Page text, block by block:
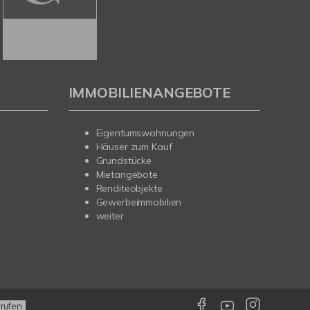
IMMOBILIENANGEBOTE
Eigentumswohnungen
Häuser zum Kauf
Grundstücke
Mietangebote
Renditeobjekte
Gewerbeimmobilien
weiter